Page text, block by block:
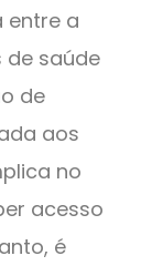
entre a
de saúde
de
aos
no
acesso
é